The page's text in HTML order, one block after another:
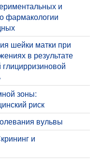
и
фармакологии
шейки матки при
в результате
зоны:
риск
вульвы
и